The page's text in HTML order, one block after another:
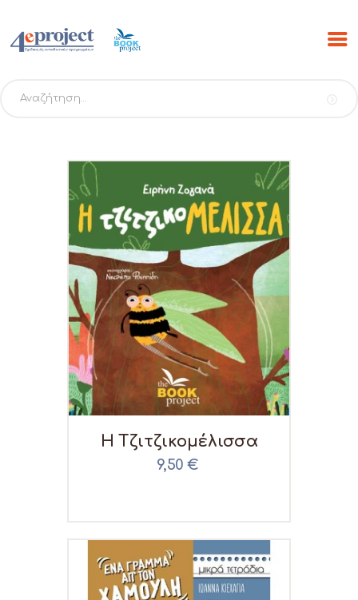
ΑΡΧΙΚΗ
PROJECTS
ΕΚΔΟΣΕΙΣ THE BOOK
PROJECT
SCRIBO
ESHOP
ΝΕΑ
ΕΠΙΚΟΙΝΩΝΙΑ
0,00 €
Η Τζιτζικομέλισσα
9,50€